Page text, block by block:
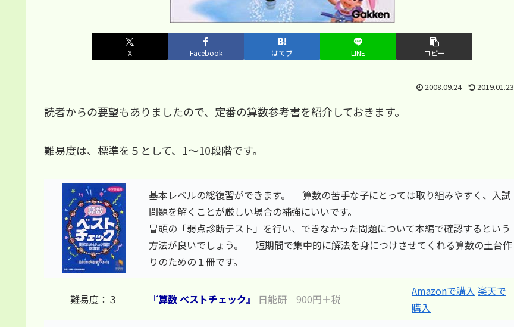
X Facebook はてブ LINE コピー
2008.09.24 2019.01.23
読者からの要望もありましたので、定番の算数参考書を紹介しておきます。
難易度は、標準を５として、1～10段階です。
基本レベルの総復習ができます。 算数の苦手な子にとっては取り組みやすく、入試
問題を解くことが厳しい場合の補強にいいです。
冒頭の「弱点診断テスト」を行い、できなかった問題について本編で確認するという
方法が良いでしょう。 短期間で集中的に解法を身につけさせてくれる算数の土台作
りのための１冊です。
難易度：３ 『算数 ベストチェック』 日能研 900円＋税
Amazonで購入 楽天で
購入